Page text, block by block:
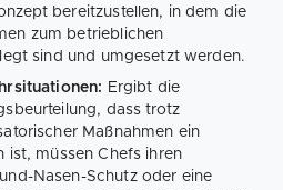
bereitzustellen, in dem die
zum betrieblichen
sind und umgesetzt werden.
Ergibt die
dass trotz
Maßnahmen ein
ist, müssen Chefs ihren
Nasen-Schutz oder eine